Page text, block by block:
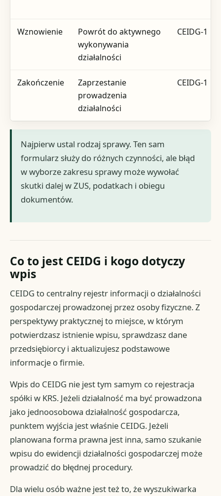
Wznowienie
Powrót do aktywnego
wykonywania
działalności
CEIDG-1
Zakończenie
Zaprzestanie
prowadzenia
działalności
CEIDG-1
Najpierw ustal rodzaj sprawy. Ten sam
formularz służy do różnych czynności, ale błąd
w wyborze zakresu sprawy może wywołać
skutki dalej w ZUS, podatkach i obiegu
dokumentów.
Co to jest CEIDG i kogo dotyczy
wpis
CEIDG to centralny rejestr informacji o działalności
gospodarczej prowadzonej przez osoby fizyczne. Z
perspektywy praktycznej to miejsce, w którym
potwierdzasz istnienie wpisu, sprawdzasz dane
przedsiębiorcy i aktualizujesz podstawowe
informacje o firmie.
Wpis do CEIDG nie jest tym samym co rejestracja
spółki w KRS. Jeżeli działalność ma być prowadzona
jako jednoosobowa działalność gospodarcza,
punktem wyjścia jest właśnie CEIDG. Jeżeli
planowana forma prawna jest inna, samo szukanie
wpisu do ewidencji działalności gospodarczej może
prowadzić do błędnej procedury.
Dla wielu osób ważne jest też to, że wyszukiwarka